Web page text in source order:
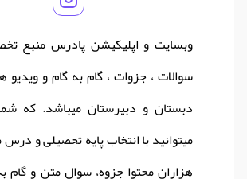
وبسایت و اپلیکیشن پادرس منبع
سوالات ، جزوات ، گام به گام و
دبستان و دبیرستان میباشد. که
میتوانید با انتخاب پایه تحصیلی و
هزاران محتوا جزوه، سوال متن و